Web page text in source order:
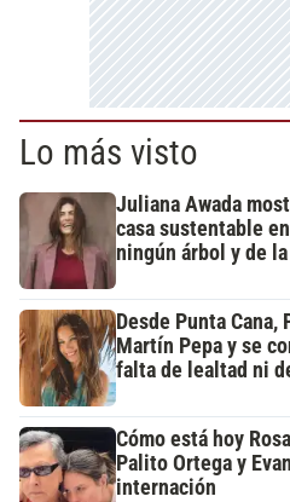
Lo más visto
Juliana Awada
casa sustentable
ningún árbol y de
Desde Punta Cana,
Martín Pepa y se
falta de lealtad ni
Cómo está hoy
Palito Ortega y
internación